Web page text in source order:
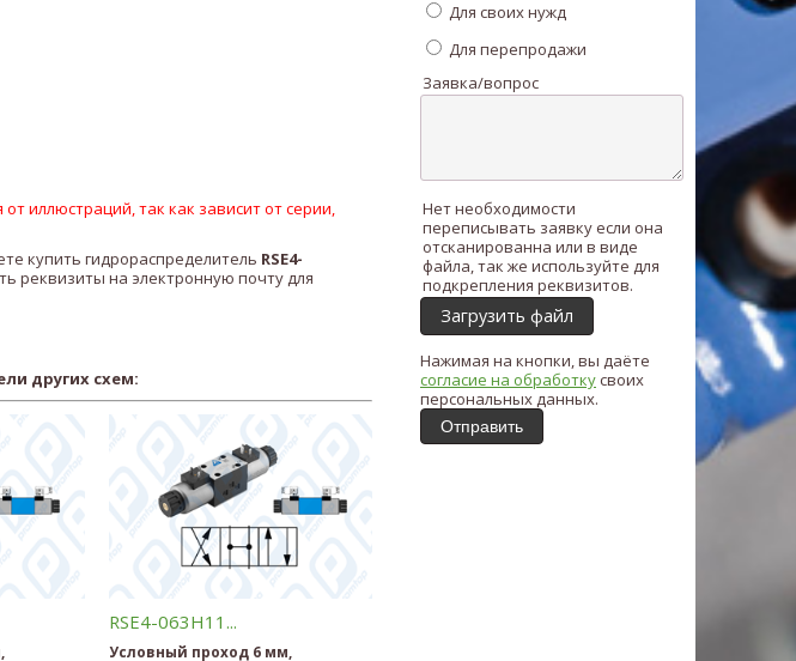
иллюстраций, так как зависит от серии,
купить гидрораспределитель RSE4-
реквизиты на электронную почту для
других схем:
RSE4-063H11...
Условный проход 6 мм,
Для своих нужд
Для перепродажи
Заявка/вопрос
Нет необходимости
переписывать заявку если она
отсканированна или в виде
файла, так же используйте для
подкрепления реквизитов.
Загрузить файл
Нажимая на кнопки, вы даёте
согласие на обработкусвоих
персональных данных.
Отправить